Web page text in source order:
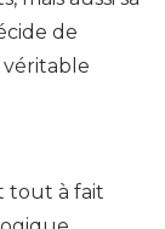
de
tout à fait